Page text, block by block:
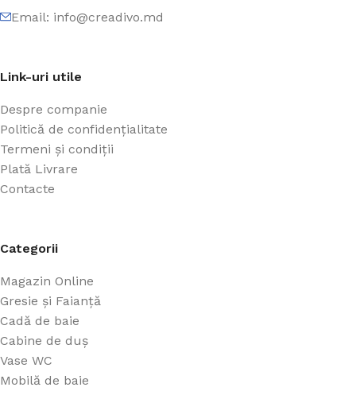
Email: info@creadivo.md
Link-uri utile
Despre companie
Politică de confidențialitate
Termeni și condiții
Plată Livrare
Contacte
Categorii
Magazin Online
Gresie și Faianță
Cadă de baie
Cabine de duș
Vase WC
Mobilă de baie